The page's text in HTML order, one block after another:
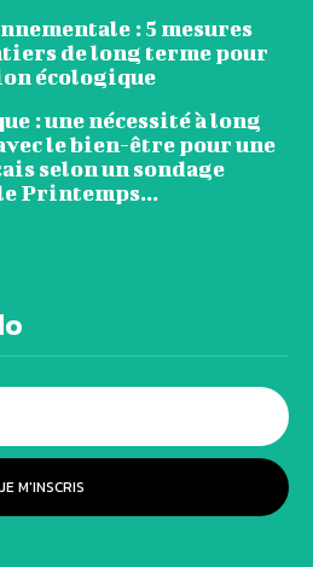
: 5 mesures
de long terme pour
écologique
: une nécessité à long
le bien-être pour une
selon un sondage
Printemps...
JE M'INSCRIS